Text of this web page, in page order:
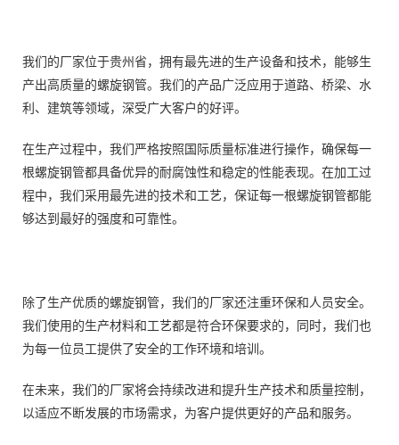
我们的厂家位于贵州省，拥有最先进的生产设备和技术，能够生
产出高质量的螺旋钢管。我们的产品广泛应用于道路、桥梁、水
利、建筑等领域，深受广大客户的好评。
在生产过程中，我们严格按照国际质量标准进行操作，确保每一
根螺旋钢管都具备优异的耐腐蚀性和稳定的性能表现。在加工过
程中，我们采用最先进的技术和工艺，保证每一根螺旋钢管都能
够达到最好的强度和可靠性。
除了生产优质的螺旋钢管，我们的厂家还注重环保和人员安全。
我们使用的生产材料和工艺都是符合环保要求的，同时，我们也
为每一位员工提供了安全的工作环境和培训。
在未来，我们的厂家将会持续改进和提升生产技术和质量控制，
以适应不断发展的市场需求，为客户提供更好的产品和服务。